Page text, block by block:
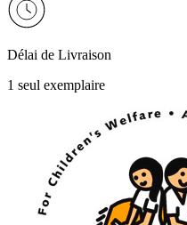
Délai de Livraison
1 seul exemplaire